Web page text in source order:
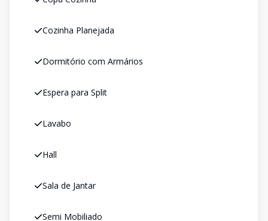
Cozinha Planejada
Dormitório com Armários
Espera para Split
Lavabo
Hall
Sala de Jantar
Semi Mobiliado